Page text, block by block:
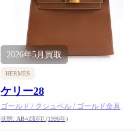
2026年5月買取
HERMES
ケリー28
ゴールド / クシュベル / ゴールド金具
状態: AB○Z刻印 (1996年)